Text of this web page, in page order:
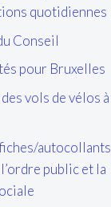
quotidiennes
Conseil
pour Bruxelles
vols de vélos à
autocollants
public et la